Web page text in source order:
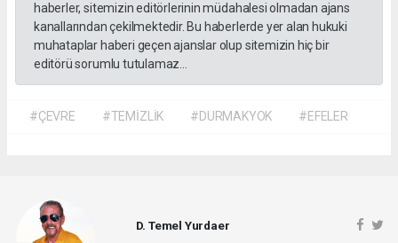
haberler, sitemizin editörlerinin müdahalesi olmadan ajans
kanallarından çekilmektedir. Bu haberlerde yer alan hukuki
muhataplar haberi geçen ajanslar olup sitemizin hiç bir
editörü sorumlu tutulamaz...
#ÇEVRE #TEMİZLİK #DURMAKYOK #EFELER
D. Temel Yurdaer